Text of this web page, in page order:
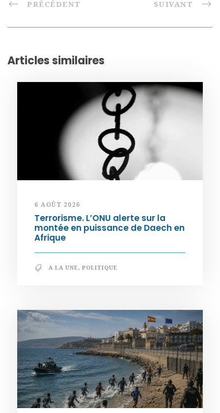
PRÉCÉDENT SUIVANT
Articles similaires
6 AOÛT 2026
Terrorisme. L’ONU alerte sur la
montée en puissance de Daech en
Afrique
A LA UNE, POLITIQUE